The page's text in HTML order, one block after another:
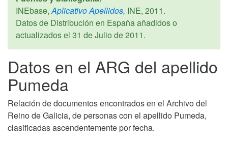
INEbase, Aplicativo Apellidos, INE, 2011.
Datos de Distribución en España añadidos o
actualizados el 31 de Julio de 2011.
Datos en el ARG del apellido
Pumeda
Relación de documentos encontrados en el Archivo del
Reino de Galicia, de personas con el apellido Pumeda,
clasificadas ascendentemente por fecha.